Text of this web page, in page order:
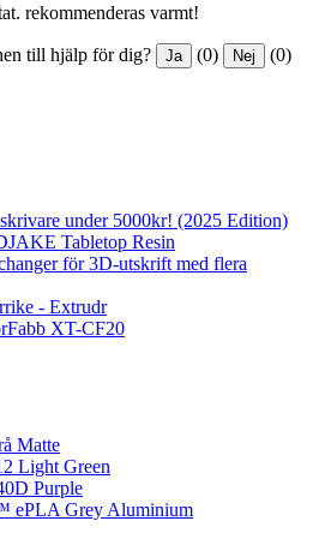
rekommenderas varmt!
till hjälp för dig? Ja (0) Nej (0)
under 5000kr! (2025 Edition)
Tabletop Resin
för 3D-utskrift med flera
- Extrudr
XT-CF20
Matte
Light Green
Purple
ePLA Grey Aluminium